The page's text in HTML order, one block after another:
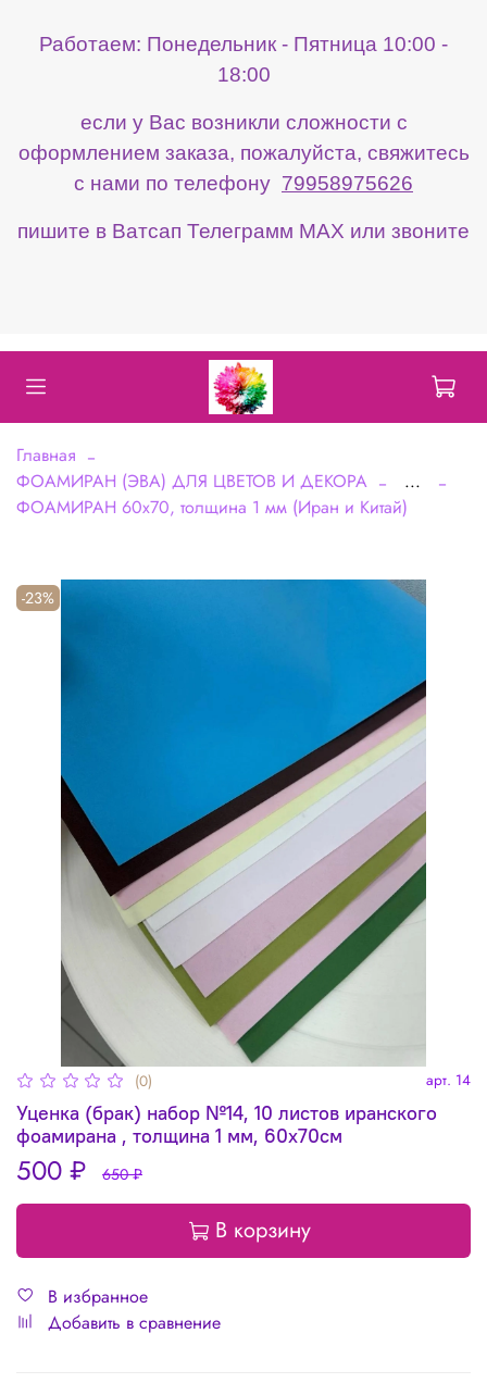
Работаем: Понедельник - Пятница 10:00 -
18:00
если у Вас возникли сложности с
оформлением заказа, пожалуйста, свяжитесь
с нами по телефону 79958975626
пишите в Ватсап Телеграмм МАХ или звоните
Главная
ФОАМИРАН (ЭВА) ДЛЯ ЦВЕТОВ И ДЕКОРА
...
ФОАМИРАН 60х70, толщина 1 мм (Иран и Китай)
-23%
(0) арт. 14
Уценка (брак) набор №14, 10 листов иранского
фоамирана , толщина 1 мм, 60х70см
500 ₽ 650 ₽
В корзину
В избранное
Добавить в сравнение